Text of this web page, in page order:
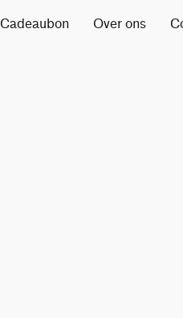
Cadeaubon Over ons